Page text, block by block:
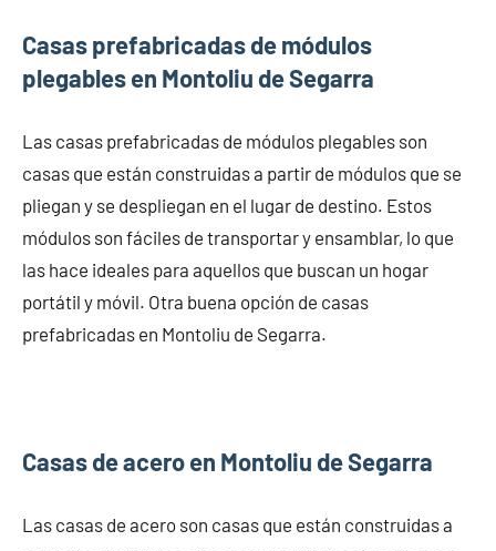
Casas prefabricadas de módulos
plegables en Montoliu de Segarra
Las casas prefabricadas de módulos plegables son
casas que están construidas a partir de módulos que se
pliegan y se despliegan en el lugar de destino. Estos
módulos son fáciles de transportar y ensamblar, lo que
las hace ideales para aquellos que buscan un hogar
portátil y móvil. Otra buena opción de casas
prefabricadas en Montoliu de Segarra.
Casas de acero en Montoliu de Segarra
Las casas de acero son casas que están construidas a